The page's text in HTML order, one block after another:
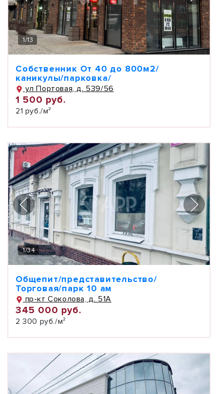
1/13
Собственник От 40 до 800м2/
каникулы/парковка/
ул Портовая, д. 539/56
1 500 руб.
21 руб./м²
1/34
Общепит/представительство/
Торговая/парк 10 ам
пр-кт Соколова, д. 51А
345 000 руб.
2 300 руб./м²